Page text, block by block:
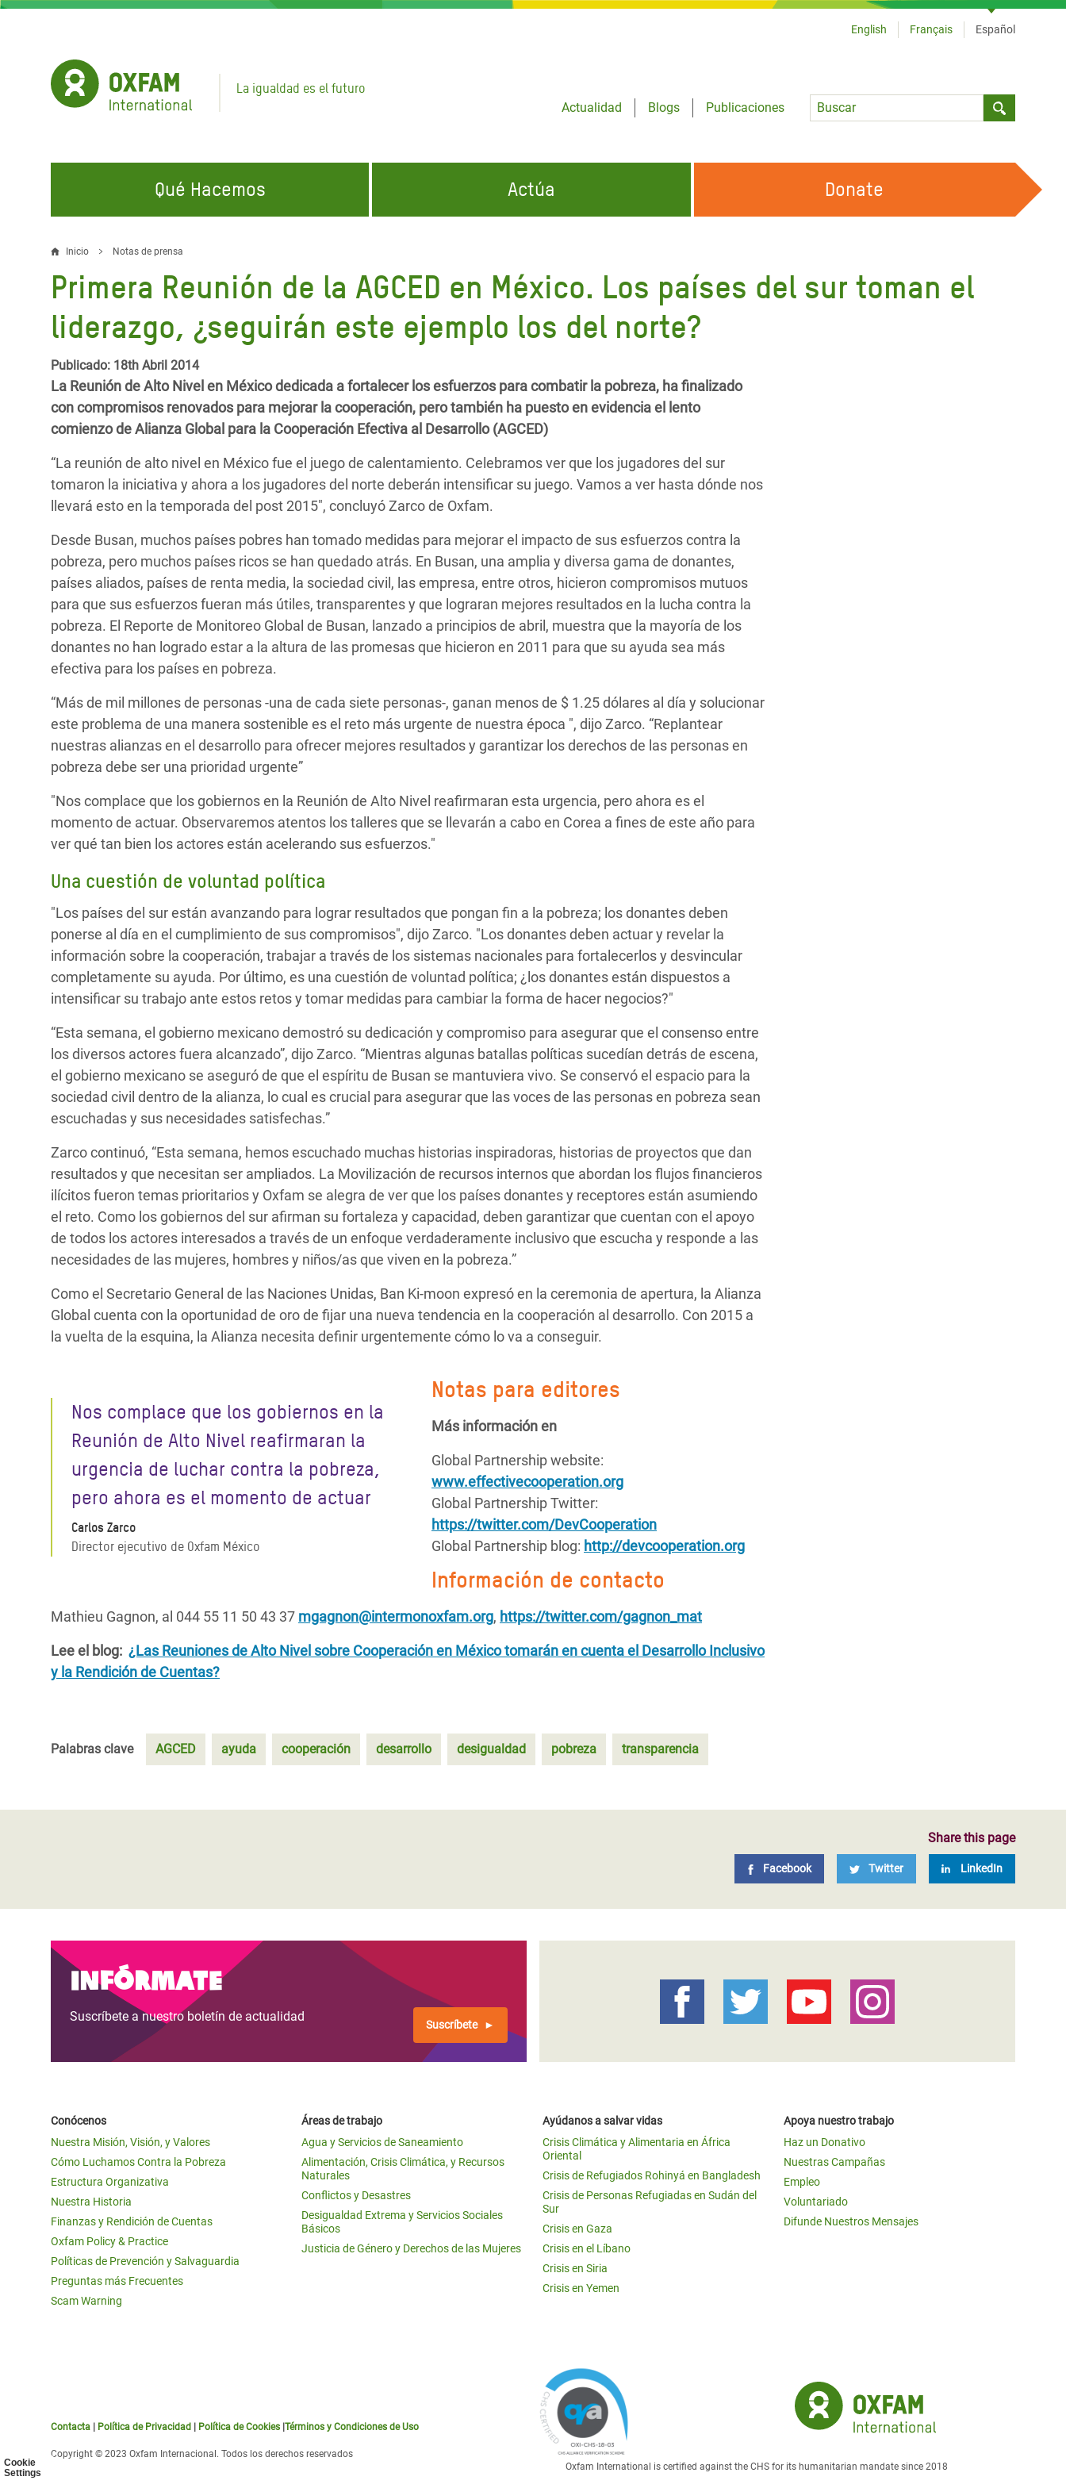
Cookie
Settings
Pasar
La igualdad es el futuro
Actualidad
Blogs
Publicaciones
Language
English Français Español
Qué Hacemos
EN QUÉ TRABAJAMOS
Agua y Servicios de
Saneamiento
Alimentación, Crisis Climática,
y Recursos Naturales
Conflictos y Desastres
Desigualdad Extrema y
Inequality and Rights in a
Digital Age
Gender, Rights, and Justice
Gaza Crisis Appeal
Llamamiento por la Crisis en
Líbano
en África Oriental
Crisis de Personas Refugiadas
Crisis de Refugiados Rohinyá
en Bangladesh
Crisis en Siria
Crisis en Yemen
CONÓCENOS
Actúa
ÚNETE A NUESTRAS CAMPAÑAS
Climate Justice
Hands Off Our Spaces
Únete a Nuestra Comunidad para
#ActuaPorElClima
Erradiquemos el Sufrimiento Humano que
se Oculta tras los Alimentos
¡Basta! Acabemos con las violencias contra
mujeres y niñas
HAZ VOLUNTARIADO
Donate
Sobrescribir
enlaces
de
ayuda
a
la
navegación
Inicio Notas de prensa
Primera Reunión de la AGCED en México. Los países del sur toman el
liderazgo, ¿seguirán este ejemplo los del norte?
Publicado: 18th Abril 2014
La Reunión de Alto Nivel en México dedicada a fortalecer los esfuerzos para combatir la pobreza, ha finalizado
con compromisos renovados para mejorar la cooperación, pero también ha puesto en evidencia el lento
comienzo de Alianza Global para la Cooperación Efectiva al Desarrollo (AGCED)
“La reunión de alto nivel en México fue el juego de calentamiento. Celebramos ver que los jugadores del sur
tomaron la iniciativa y ahora a los jugadores del norte deberán intensificar su juego. Vamos a ver hasta dónde nos
llevará esto en la temporada del post 2015", concluyó Zarco de Oxfam.
Desde Busan, muchos países pobres han tomado medidas para mejorar el impacto de sus esfuerzos contra la
pobreza, pero muchos países ricos se han quedado atrás. En Busan, una amplia y diversa gama de donantes,
países aliados, países de renta media, la sociedad civil, las empresa, entre otros, hicieron compromisos mutuos
para que sus esfuerzos fueran más útiles, transparentes y que lograran mejores resultados en la lucha contra la
pobreza. El Reporte de Monitoreo Global de Busan, lanzado a principios de abril, muestra que la mayoría de los
donantes no han logrado estar a la altura de las promesas que hicieron en 2011 para que su ayuda sea más
efectiva para los países en pobreza.
“Más de mil millones de personas -una de cada siete personas-, ganan menos de $ 1.25 dólares al día y solucionar
este problema de una manera sostenible es el reto más urgente de nuestra época ", dijo Zarco. “Replantear
nuestras alianzas en el desarrollo para ofrecer mejores resultados y garantizar los derechos de las personas en
pobreza debe ser una prioridad urgente”
"Nos complace que los gobiernos en la Reunión de Alto Nivel reafirmaran esta urgencia, pero ahora es el
momento de actuar. Observaremos atentos los talleres que se llevarán a cabo en Corea a fines de este año para
ver qué tan bien los actores están acelerando sus esfuerzos."
Una cuestión de voluntad política
"Los países del sur están avanzando para lograr resultados que pongan fin a la pobreza; los donantes deben
ponerse al día en el cumplimiento de sus compromisos", dijo Zarco. "Los donantes deben actuar y revelar la
información sobre la cooperación, trabajar a través de los sistemas nacionales para fortalecerlos y desvincular
completamente su ayuda. Por último, es una cuestión de voluntad política; ¿los donantes están dispuestos a
intensificar su trabajo ante estos retos y tomar medidas para cambiar la forma de hacer negocios?"
“Esta semana, el gobierno mexicano demostró su dedicación y compromiso para asegurar que el consenso entre
los diversos actores fuera alcanzado”, dijo Zarco. “Mientras algunas batallas políticas sucedían detrás de escena,
el gobierno mexicano se aseguró de que el espíritu de Busan se mantuviera vivo. Se conservó el espacio para la
sociedad civil dentro de la alianza, lo cual es crucial para asegurar que las voces de las personas en pobreza sean
escuchadas y sus necesidades satisfechas.”
Zarco continuó, “Esta semana, hemos escuchado muchas historias inspiradoras, historias de proyectos que dan
resultados y que necesitan ser ampliados. La Movilización de recursos internos que abordan los flujos financieros
ilícitos fueron temas prioritarios y Oxfam se alegra de ver que los países donantes y receptores están asumiendo
el reto. Como los gobiernos del sur afirman su fortaleza y capacidad, deben garantizar que cuentan con el apoyo
de todos los actores interesados a través de un enfoque verdaderamente inclusivo que escucha y responde a las
necesidades de las mujeres, hombres y niños/as que viven en la pobreza.”
Como el Secretario General de las Naciones Unidas, Ban Ki-moon expresó en la ceremonia de apertura, la Alianza
Global cuenta con la oportunidad de oro de fijar una nueva tendencia en la cooperación al desarrollo. Con 2015 a
la vuelta de la esquina, la Alianza necesita definir urgentemente cómo lo va a conseguir.
Nos complace que los gobiernos en la
Reunión de Alto Nivel reafirmaran la
urgencia de luchar contra la pobreza,
pero ahora es el momento de actuar
Carlos Zarco
Director ejecutivo de Oxfam México
Notas para editores
Más información en
Global Partnership website:
www.effectivecooperation.org
Global Partnership Twitter:
https://twitter.com/DevCooperation
Global Partnership blog: http://devcooperation.org
Información de contacto
Mathieu Gagnon, al 044 55 11 50 43 37 mgagnon@intermonoxfam.org, https://twitter.com/gagnon_mat
Lee el blog: ¿Las Reuniones de Alto Nivel sobre Cooperación en México tomarán en cuenta el Desarrollo Inclusivo
y la Rendición de Cuentas?
Palabras clave AGCED ayuda cooperación desarrollo desigualdad pobreza transparencia
Share this page
Facebook Twitter LinkedIn
Infórmate
Suscríbete a nuestro boletín de actualidad
Suscríbete
Conócenos
Nuestra Misión, Visión, y Valores
Cómo Luchamos Contra la Pobreza
Estructura Organizativa
Nuestra Historia
Finanzas y Rendición de Cuentas
Oxfam Policy & Practice
Políticas de Prevención y Salvaguardia
Preguntas más Frecuentes
Scam Warning
Áreas de trabajo
Agua y Servicios de Saneamiento
Alimentación, Crisis Climática, y Recursos
Naturales
Conflictos y Desastres
Desigualdad Extrema y Servicios Sociales
Básicos
Justicia de Género y Derechos de las Mujeres
Ayúdanos a salvar vidas
Crisis Climática y Alimentaria en África
Oriental
Crisis de Refugiados Rohinyá en Bangladesh
Crisis de Personas Refugiadas en Sudán del
Sur
Crisis en Gaza
Crisis en el Líbano
Crisis en Siria
Crisis en Yemen
Apoya nuestro trabajo
Haz un Donativo
Nuestras Campañas
Empleo
Voluntariado
Difunde Nuestros Mensajes
Contacta Política de Privacidad Política de Cookies Términos y Condiciones de Uso
Copyright © 2023 Oxfam Internacional. Todos los derechos reservados
Oxfam International is certified against the CHS for its humanitarian mandate since 2018